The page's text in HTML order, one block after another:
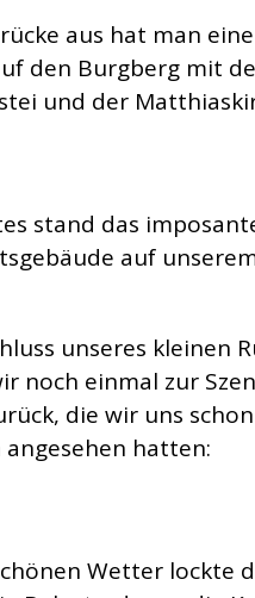
aus hat man
den Burgberg mit
und der
stand das
auf
unseres kleinen
noch einmal zur
die wir uns
hatten:
Wetter lockte